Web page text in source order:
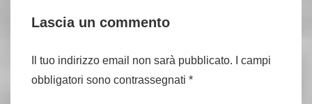
Lascia un commento
Il tuo indirizzo email non sarà pubblicato.
I campi
obbligatori sono contrassegnati *